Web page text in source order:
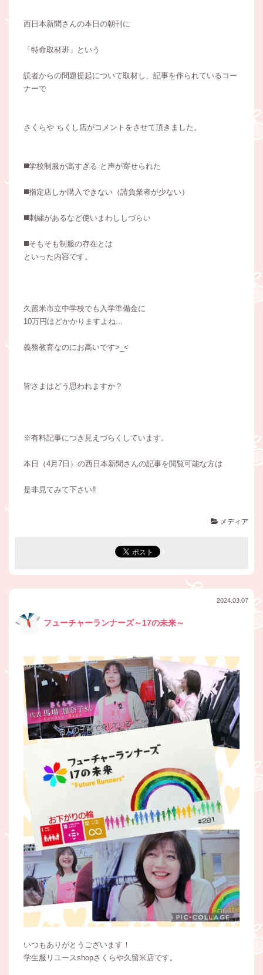
西日本新聞さんの本日の朝刊に
「特命取材班」という
読者からの問題提起について取材し、記事を作られているコー
ナーで
さくらや ちくし店がコメントをさせて頂きました。
◼️学校制服が高すぎる と声が寄せられた
◼️指定店しか購入できない（請負業者が少ない）
◼️刺繍があるなど使いまわししづらい
◼️そもそも制服の存在とは
といった内容です。
久留米市立中学校でも入学準備金に
10万円ほどかかりますよね…
義務教育なのにお高いです>_<
皆さまはどう思われますか？
※有料記事につき見えづらくしています。
本日（4月7日）の西日本新聞さんの記事を閲覧可能な方は
是非見てみて下さい‼︎
メディア
2024.03.07
フューチャーランナーズ～17の未来～
いつもありがとうございます！
学生服リユースshopさくらや久留米店です。